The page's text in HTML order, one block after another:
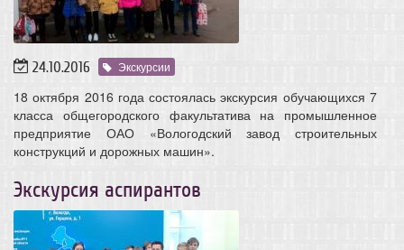
24.10.2016 Экскурсии
18 октября 2016 года состоялась экскурсия обучающихся 7
класса общегородского факультатива на промышленное
предприятие ОАО «Вологодский завод строительных
конструкций и дорожных машин».
Экскурсия аспирантов